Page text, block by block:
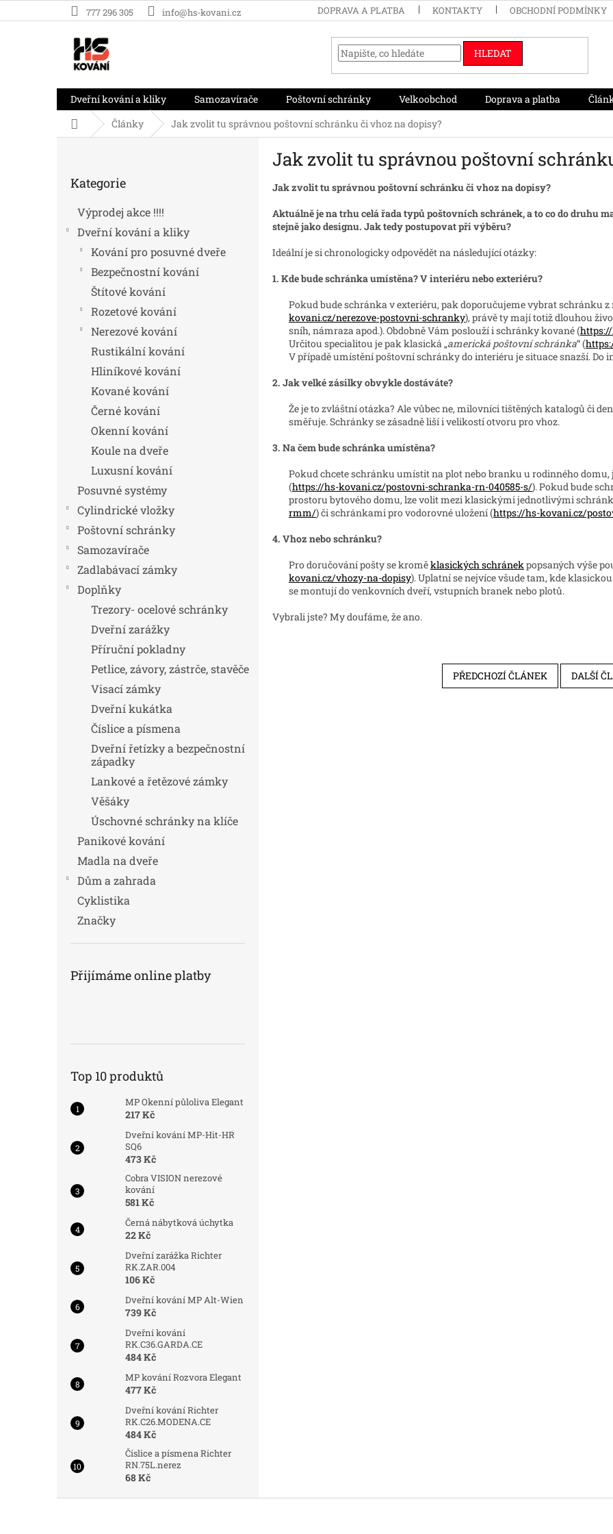
na
777 296 305 info@hs-kovani.cz DOPRAVA A PLATBA KONTAKTY OBCHODNÍ PODMÍNKY
HLEDAT
Dveřní kování a kliky Samozavírače Poštovní schránky Velkoobchod Doprava a platba
Domů Články Jak zvolit tu správnou poštovní schránku či vhoz na dopisy?
kategorie
Kategorie
Výprodej akce !!!!
Dveřní kování a kliky
Kování pro posuvné dveře
Bezpečnostní kování
Štítové kování
Rozetové kování
Nerezové kování
Rustikální kování
Hliníkové kování
Kované kování
Černé kování
Okenní kování
Koule na dveře
Luxusní kování
Posuvné systémy
Cylindrické vložky
Poštovní schránky
Samozavírače
Zadlabávací zámky
Doplňky
Trezory- ocelové schránky
Dveřní zarážky
Příruční pokladny
Petlice, závory, zástrče, stavěče
Visací zámky
Dveřní kukátka
Číslice a písmena
Dveřní řetízky a bezpečnostní
západky
Lankové a řetězové zámky
Věšáky
Úschovné schránky na klíče
Panikové kování
Madla na dveře
Dům a zahrada
Cyklistika
Značky
Přijímáme online platby
Top 10 produktů
MP Okenní půloliva Elegant
217 Kč
Dveřní kování MP-Hit-HR
SQ6
473 Kč
Cobra VISION nerezové
kování
581 Kč
Černá nábytková úchytka
22 Kč
Dveřní zarážka Richter
RK.ZAR.004
106 Kč
Dveřní kování MP Alt-Wien
739 Kč
Dveřní kování
RK.C36.GARDA.CE
484 Kč
MP kování Rozvora Elegant
477 Kč
Dveřní kování Richter
RK.C26.MODENA.CE
484 Kč
Číslice a písmena Richter
RN.75L.nerez
68 Kč
Jak zvolit tu správnou poštovní
Jak zvolit tu správnou poštovní schránku či vhoz na dopisy?
Aktuálně je na trhu celá řada typů poštovních schránek, a to co do druhu
stejně jako designu. Jak tedy postupovat při výběru?
Ideální je si chronologicky odpovědět na následující otázky:
1. Kde bude schránka umístěna? V interiéru nebo exteriéru?
Pokud bude schránka v exteriéru, pak doporučujeme vybrat schránku
kovani.cz/nerezove-postovni-schranky), právě ty mají totiž dlouhou
sníh, námraza apod.). Obdobně Vám poslouží i schránky kované (
Určitou specialitou je pak klasická „americká poštovní schránka“ (
V případě umístění poštovní schránky do interiéru je situace snazší.
2. Jak velké zásilky obvykle dostáváte?
Že je to zvláštní otázka? Ale vůbec ne, milovníci tištěných katalogů či
směřuje. Schránky se zásadně liší i velikostí otvoru pro vhoz.
3. Na čem bude schránka umístěna?
Pokud chcete schránku umístit na plot nebo branku u rodinného
(https://hs-kovani.cz/postovni-schranka-rn-040585-s/). Pokud bude
prostoru bytového domu, lze volit mezi klasickými jednotlivými
rmm/) či schránkami pro vodorovné uložení (https://hs-kovani.cz/
4. Vhoz nebo schránku?
Pro doručování pošty se kroměklasických schránekpopsaných výše
kovani.cz/vhozy-na-dopisy). Uplatní se nejvíce všude tam, kde
se montují do venkovních dveří, vstupních branek nebo plotů.
Vybrali jste? My doufáme, že ano.
PŘEDCHOZÍ ČLÁNEK DALŠÍ